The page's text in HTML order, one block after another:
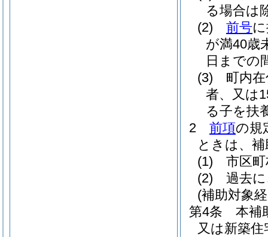
る場合は
(2)
前号
が満40歳
日までの
(3)
町内
者、又は
る子を扶
2
前項の規
ときは、
(1)
市区
(2)
過去
(補助対象
第4条
本補
又は新築